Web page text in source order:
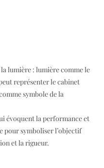
lumière : lumière comme le
représenter le cabinet
symbole de la
évoquent la performance et
pour symboliser l’objectif
et la rigueur.